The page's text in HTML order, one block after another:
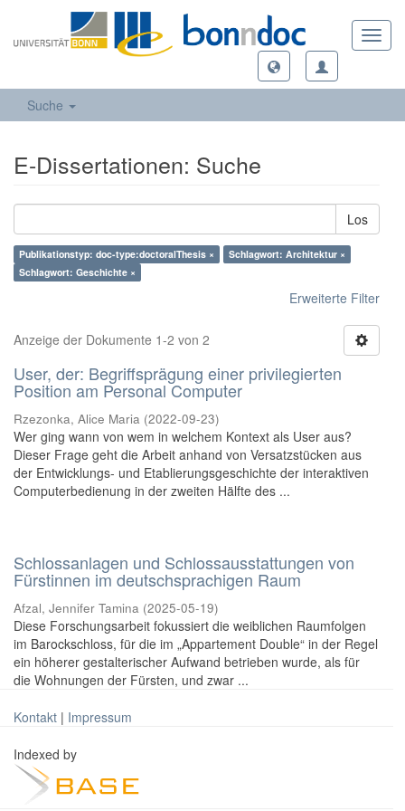
Suche
E-Dissertationen: Suche
Los
Publikationstyp: doc-type:doctoralThesis ×
Schlagwort: Architektur ×
Schlagwort: Geschichte ×
Erweiterte Filter
Anzeige der Dokumente 1-2 von 2
User, der: Begriffsprägung einer privilegierten
Position am Personal Computer
Rzezonka, Alice Maria (2022-09-23)
Wer ging wann von wem in welchem Kontext als User aus?
Dieser Frage geht die Arbeit anhand von Versatzstücken aus
der Entwicklungs- und Etablierungsgeschichte der interaktiven
Computerbedienung in der zweiten Hälfte des ...
Schlossanlagen und Schlossausstattungen von
Fürstinnen im deutschsprachigen Raum
Afzal, Jennifer Tamina (2025-05-19)
Diese Forschungsarbeit fokussiert die weiblichen Raumfolgen
im Barockschloss, für die im „Appartement Double“ in der Regel
ein höherer gestalterischer Aufwand betrieben wurde, als für
die Wohnungen der Fürsten, und zwar ...
Kontakt | Impressum
Indexed by